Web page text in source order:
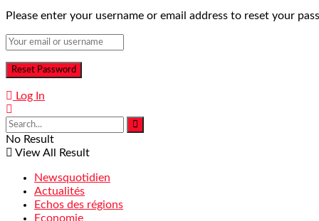
Please enter your username or email address to reset your
Log In
No Result
View All Result
Newsquotidien
Actualités
Echos des régions
Economie